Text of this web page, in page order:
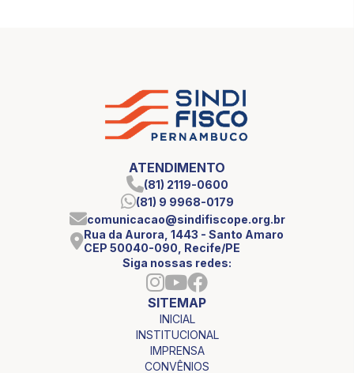
ATENDIMENTO
(81) 2119-0600
(81) 9 9968-0179
comunicacao@sindifiscope.org.br
Rua da Aurora, 1443 - Santo Amaro
CEP 50040-090, Recife/PE
Siga nossas redes:
SITEMAP
INICIAL
INSTITUCIONAL
IMPRENSA
CONVÊNIOS